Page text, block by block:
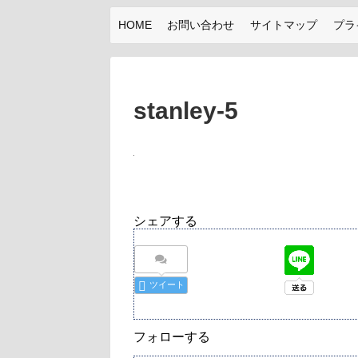
HOME お問い合わせ サイトマップ プ
stanley-5
シェアする
ツイート
フォローする